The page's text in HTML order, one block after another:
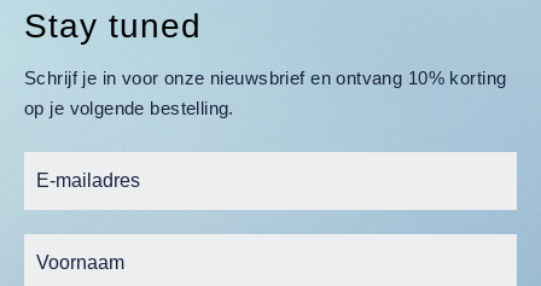
Stay tuned
Schrijf je in voor onze nieuwsbrief en ontvang 10% korting
op je volgende bestelling.